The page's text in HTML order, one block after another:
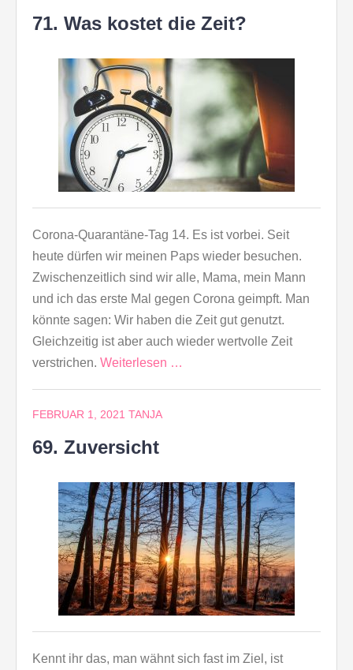
71. Was kostet die Zeit?
Corona-Quarantäne-Tag 14. Es ist vorbei. Seit
heute dürfen wir meinen Paps wieder besuchen.
Zwischenzeitlich sind wir alle, Mama, mein Mann
und ich das erste Mal gegen Corona geimpft. Man
könnte sagen: Wir haben die Zeit gut genutzt.
Gleichzeitig ist aber auch wieder wertvolle Zeit
verstrichen. Weiterlesen …
FEBRUAR 1, 2021 TANJA
69. Zuversicht
Kennt ihr das, man wähnt sich fast im Ziel, ist